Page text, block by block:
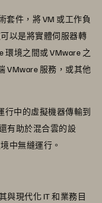
套件，將 VM 或工作負
以是將實體伺服器轉
環境之間或 VMware 之
VMware 服務，或其他
行中的虛擬機器傳輸到
有助於混合雲的設
中無縫運行。
與現代化 IT 和業務目